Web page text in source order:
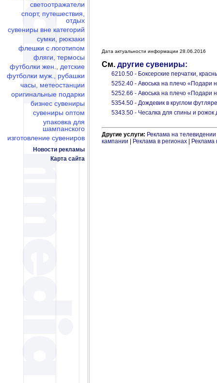
светоотражатели
спорт, путешествия,
отдых
сувениры вне категорий
сумки, рюкзаки
флешки c логотипом
фляги, термосы
футболки жен., детские
футболки муж., рубашки
часы, метеостанции
оригинальные подарки
бизнес сувениры
сувениры оптом
упаковка для
шампанского
изготовление сувениров
Новости рекламы
Карта сайта
Дата актуальности информации 28.06.2016
См. другие сувениры:
6210.50 - Боксерские перчатки,
5252.40 - Авоська на плечо «Подари
5252.66 - Авоська на плечо «Подари
5354.50 - Дождевик в круглом
5343.50 - Чесалка для спины и
Другие услуги: Реклама на телевидении
кампании
Реклама в регионах Реклама